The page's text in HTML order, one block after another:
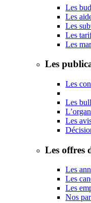
Les
Les
Les
Les
Les
Les
Les
Les
Les
Les offres
Les
Les
Les
Nos